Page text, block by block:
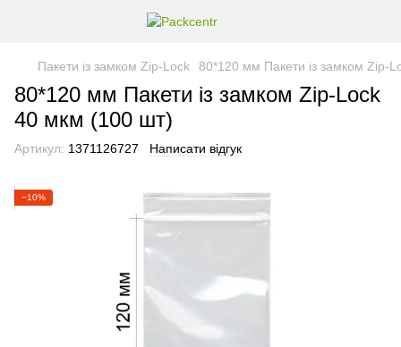
Пакети із замком Zip-Lock 80*120 мм Пакети із замком Zip-
80*120 мм Пакети із замком Zip-Lock
40 мкм (100 шт)
Артикул: 1371126727 Написати відгук
−10%